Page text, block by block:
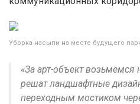
Уборка насыпи на месте будущего
«За арт-объект возьмемся
решат ландшафтные
переходным мостиком